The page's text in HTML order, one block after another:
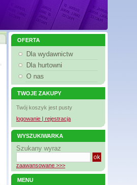
OFERTA
Dla wydawnictw
Dla hurtowni
O nas
TWOJE ZAKUPY
Twój koszyk jest pusty
logowanie | rejestracja
WYSZUKIWARKA
Szukany wyraz
zaawansowane >>>
MENU